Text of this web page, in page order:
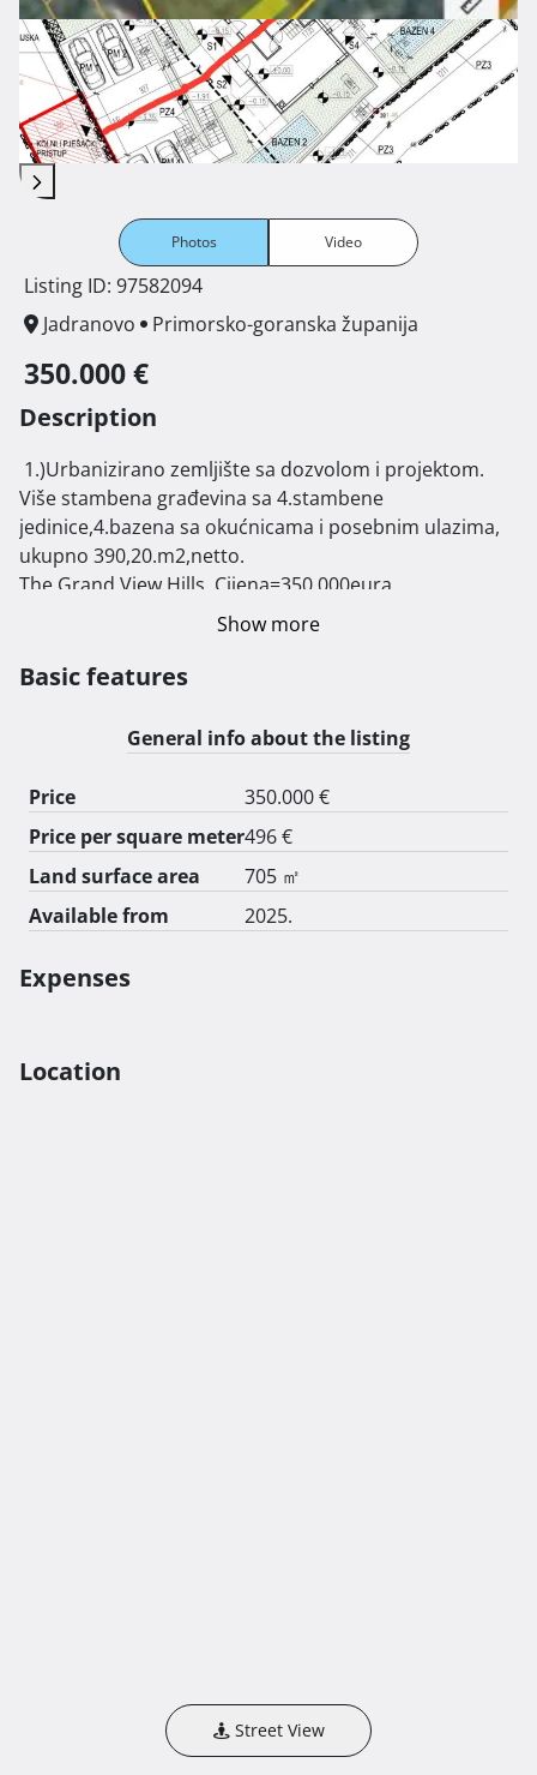
Photos Video
Listing ID: 97582094
Jadranovo
Primorsko-goranska županija
350.000 €
Description
Više stambena građevina sa 4.stambene
jedinice,4.bazena sa okućnicama i posebnim ulazima,
ukupno 390,20.m2,netto.
The Grand View Hills, Cijena=350.000eura.
2.)Pola projekta(1/2-zemljišta ,strana prema Crikvenici,
Cijena=200.000eura.
dokumentacija, iskopi...
Pravomoćna građevinska dozvola, koja uključuje
rješenje i projekte za sve uvjete, prilazni put, struja,
voda, odvodnja, kanalizacija-bio diskovi.
Show more
Basic features
General info about the listing
Price
350.000 €
Price per square meter496 €
Land surface area
705 ㎡
Available from
2025.
Expenses
Location
Street View